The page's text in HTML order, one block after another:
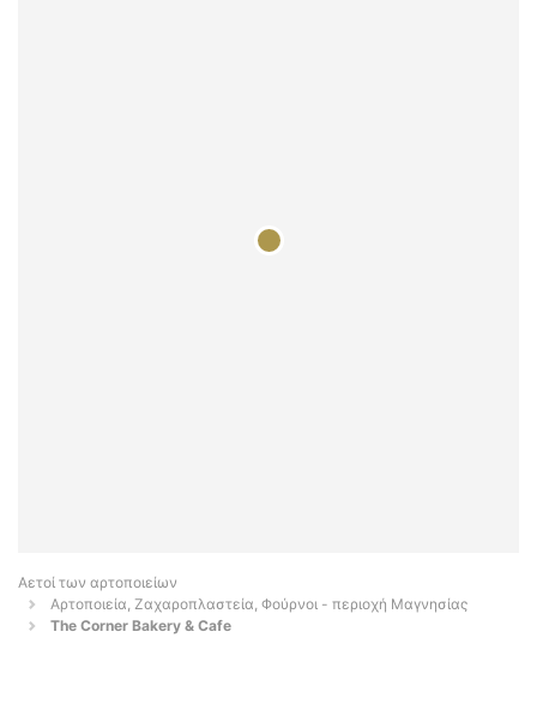
Αετοί των αρτοποιείων
Αρτοποιεία, Ζαχαροπλαστεία, Φούρνοι - περιοχή Μαγνησίας
The Corner Bakery & Cafe